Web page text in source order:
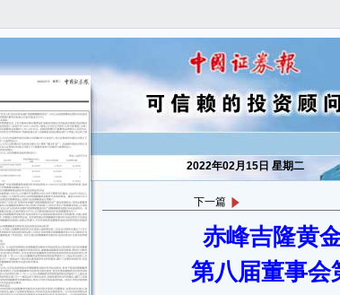
2022年02月15日 星期二
下一篇
赤峰吉隆黄
第八届董事会
600988 证券简称：赤峰黄金 公告编号：2022-019
金矿业股份有限公司
会第四次会议决议公告